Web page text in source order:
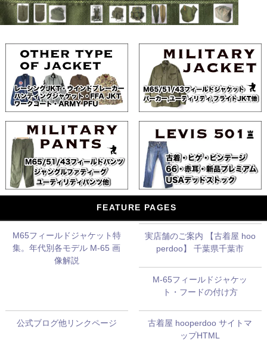
FEATURE PAGES
M65フィールドジャケット特
集。年代別各モデル M-65 画
像解説
実店舗のご案内 【古着屋 hoo
perdoo】 千葉県千葉市
M-65フィールドジャケッ
ト・フードの付け方
公式ブログ他リンクページ
古着屋 hooperdoo サイトマ
ップHTML